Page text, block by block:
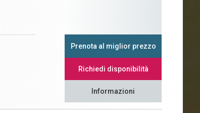
Prenota al miglior prezzo
Richiedi disponibilità
Informazioni